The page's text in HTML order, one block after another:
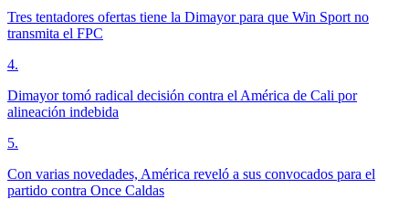
Tres tentadores ofertas tiene la Dimayor para que Win Sport no
transmita el FPC
4.
Dimayor tomó radical decisión contra el América de Cali por
alineación indebida
5.
Con varias novedades, América reveló a sus convocados para el
partido contra Once Caldas